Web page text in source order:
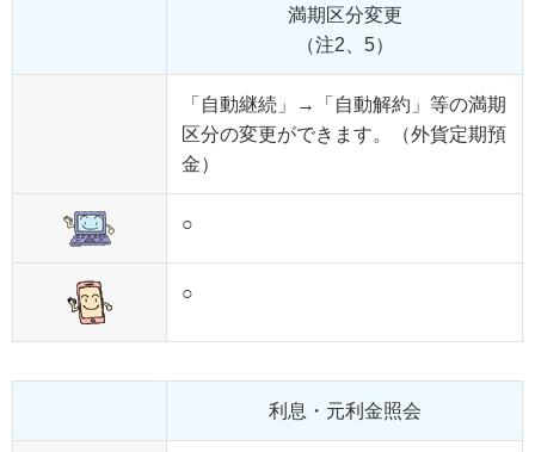
満期区分変更
（注2、5）
「自動継続」→「自動解約」等の満期
区分の変更ができます。（外貨定期預
金）
○
○
利息・元利金照会